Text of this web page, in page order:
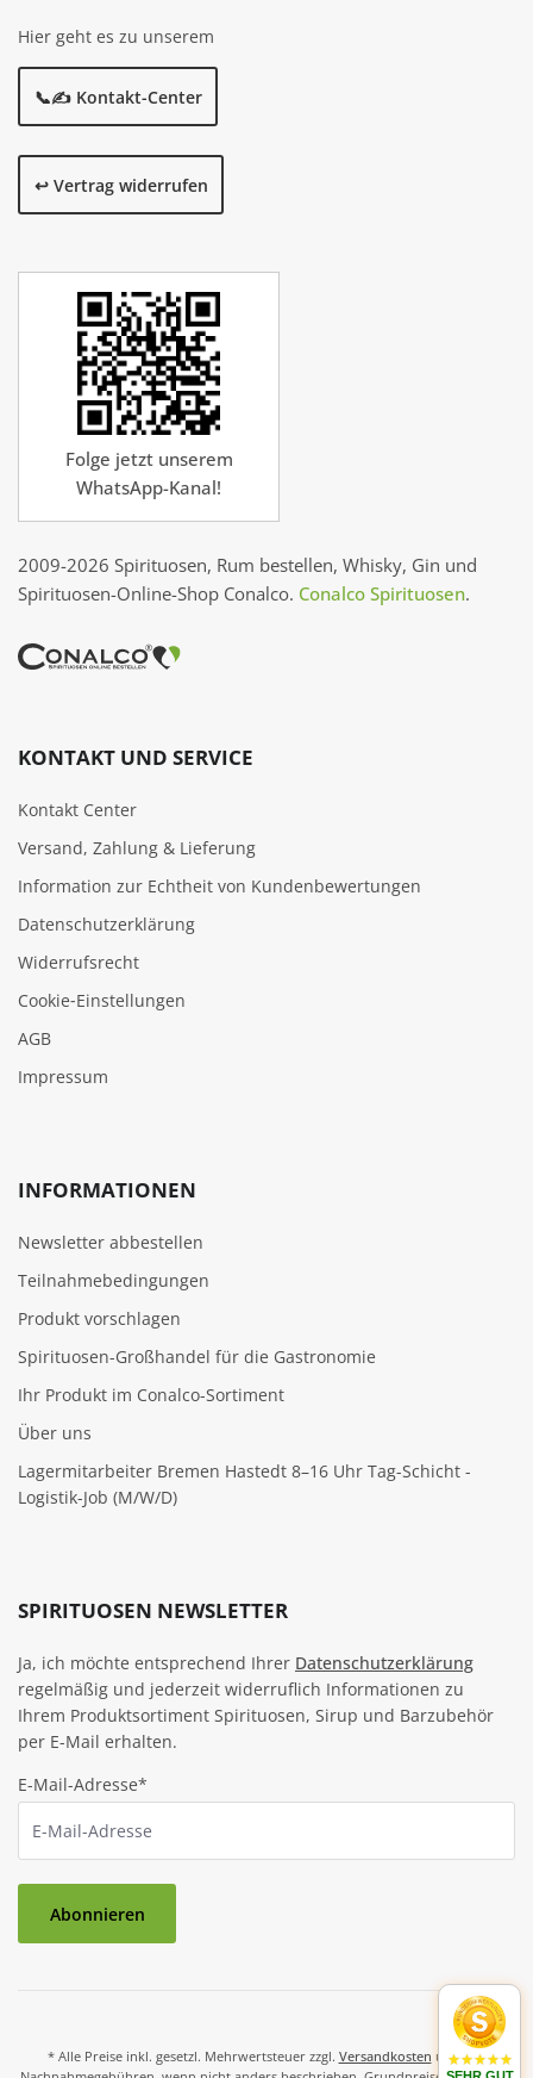
Hier geht es zu unserem
📞✍️ Kontakt-Center
↩️ Vertrag widerrufen
Folge jetzt unserem
WhatsApp-Kanal!
2009-2026 Spirituosen, Rum bestellen, Whisky, Gin und
Spirituosen-Online-Shop Conalco. Conalco Spirituosen.
KONTAKT UND SERVICE
Kontakt Center
Versand, Zahlung & Lieferung
Information zur Echtheit von Kundenbewertungen
Datenschutzerklärung
Widerrufsrecht
Cookie‑Einstellungen
AGB
Impressum
INFORMATIONEN
Newsletter abbestellen
Teilnahmebedingungen
Produkt vorschlagen
Spirituosen-Großhandel für die Gastronomie
Ihr Produkt im Conalco-Sortiment
Über uns
Lagermitarbeiter Bremen Hastedt 8–16 Uhr Tag-Schicht -
Logistik-Job (M/W/D)
SPIRITUOSEN NEWSLETTER
Ja, ich möchte entsprechend Ihrer Datenschutzerklärung
regelmäßig und jederzeit widerruflich Informationen zu
Ihrem Produktsortiment Spirituosen, Sirup und Barzubehör
per E-Mail erhalten.
E-Mail-Adresse*
Abonnieren
* Alle Preise inkl. gesetzl. Mehrwertsteuer zzgl. Versandkosten und ggf.